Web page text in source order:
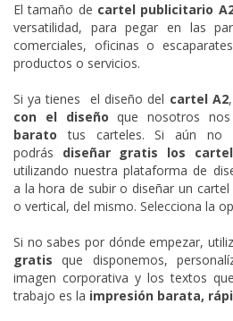
El tamaño de cartel publicitario
versatilidad, para pegar en las
comerciales, oficinas o
productos o servicios.
Si ya tienes el diseño del cartel A2
con el diseño que nosotros
barato tus carteles. Si aún no
podrás diseñar gratis los
utilizando nuestra plataforma de
a la hora de subir o diseñar un
o vertical, del mismo. Selecciona la
Si no sabes por dónde empezar,
gratis que disponemos,
imagen corporativa y los textos
trabajo es la impresión barata,